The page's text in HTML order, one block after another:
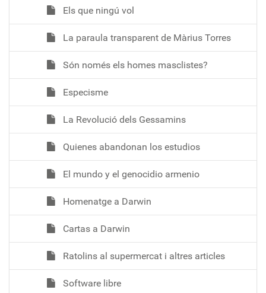
Els que ningú vol
La paraula transparent de Màrius Torres
Són només els homes masclistes?
Especisme
La Revolució dels Gessamins
Quienes abandonan los estudios
El mundo y el genocidio armenio
Homenatge a Darwin
Cartas a Darwin
Ratolins al supermercat i altres articles
Software libre